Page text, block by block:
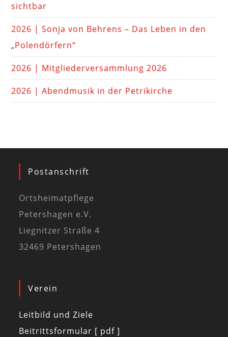
sichtbar
2026 | Sonja von Behrens – Das Leben in den
„Polendörfern“
2026 | Mitgliederversammlung 2026
2026 | Abendmusik in der Petrikirche
Postanschrift
Ortsheimatpflege
Petershagen e.V.
Liegnitzer Straße 4
32469 Petershagen
Verein
Leitbild und Ziele
Beitrittsformular [ pdf ]